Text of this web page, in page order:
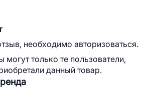
необходимо авторизоваться.
могут только те пользователи,
данный товар.